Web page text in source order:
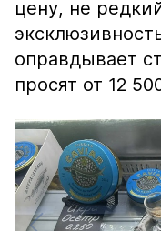
цену, не
оправдывает
просят от 12